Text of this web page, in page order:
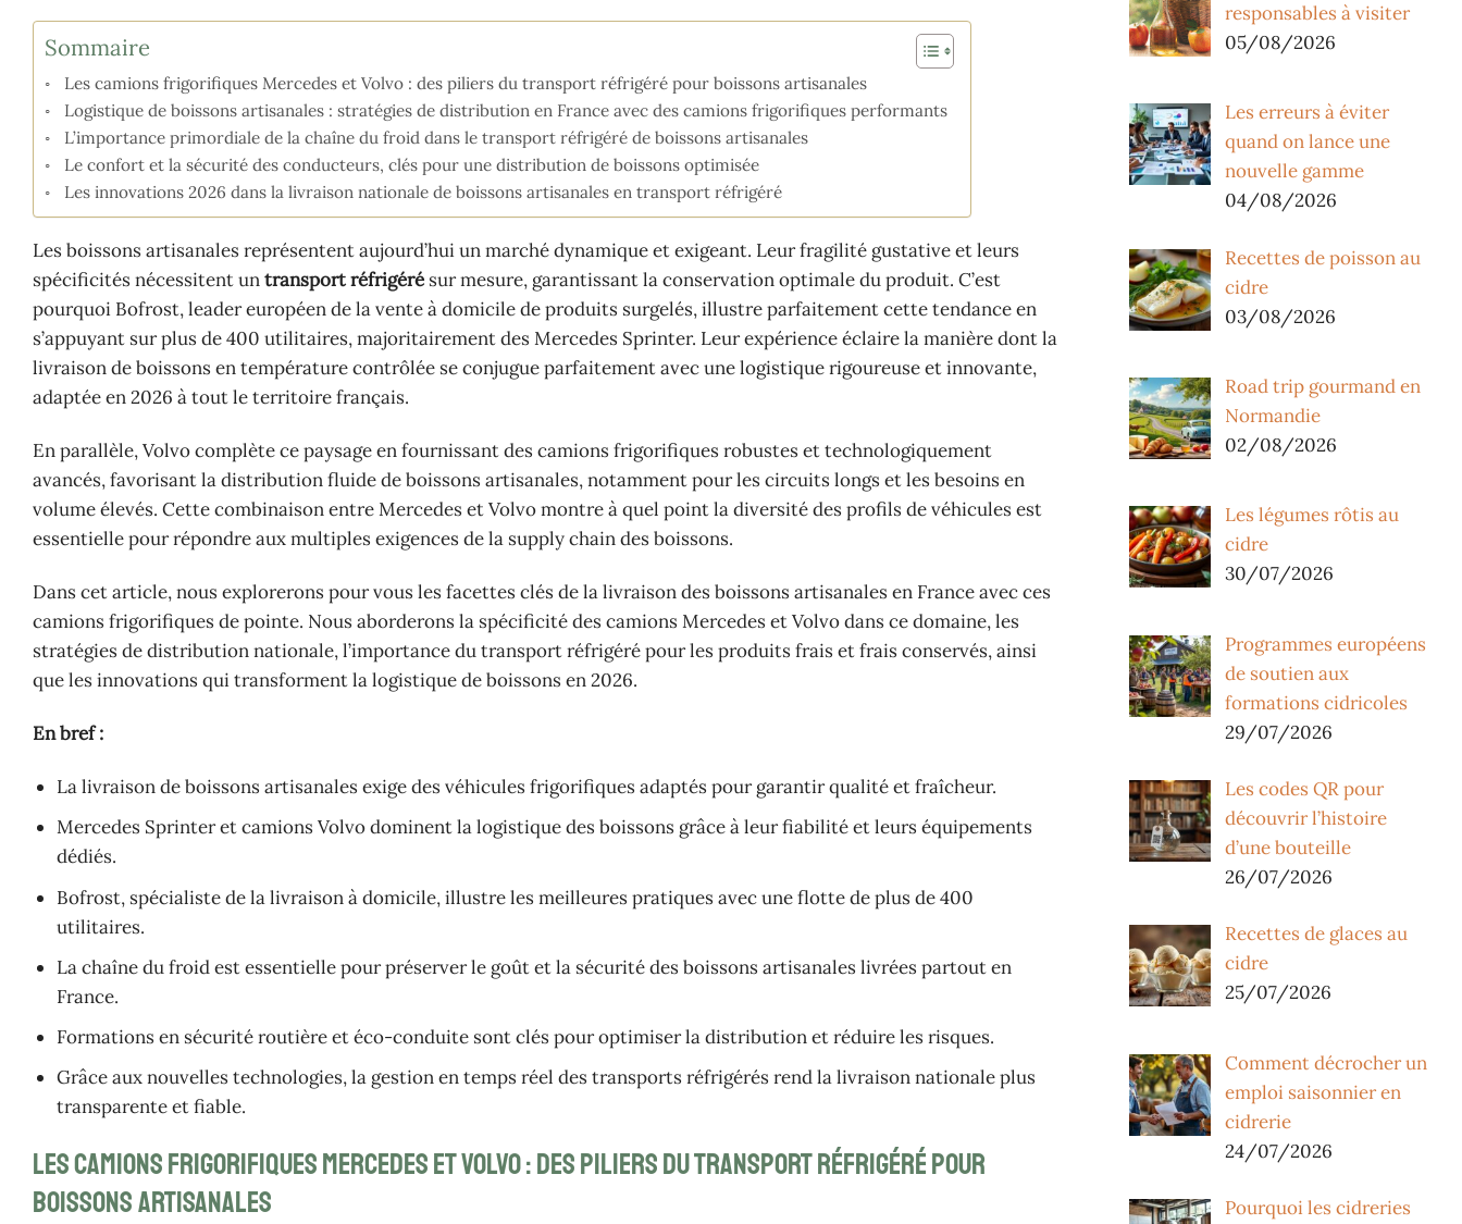
Sommaire
Les camions frigorifiques Mercedes et Volvo : des piliers du transport réfrigéré pour boissons artisanales
Logistique de boissons artisanales : stratégies de distribution en France avec des camions frigorifiques performants
L’importance primordiale de la chaîne du froid dans le transport réfrigéré de boissons artisanales
Le confort et la sécurité des conducteurs, clés pour une distribution de boissons optimisée
Les innovations 2026 dans la livraison nationale de boissons artisanales en transport réfrigéré
Les boissons artisanales représentent aujourd’hui un marché dynamique et exigeant. Leur fragilité gustative et leurs
spécificités nécessitent untransport réfrigéré sur mesure, garantissant la conservation optimale du produit. C’est
pourquoi Bofrost, leader européen de la vente à domicile de produits surgelés, illustre parfaitement cette tendance en
s’appuyant sur plus de 400 utilitaires, majoritairement des Mercedes Sprinter. Leur expérience éclaire la manière dont la
livraison de boissons en température contrôlée se conjugue parfaitement avec une logistique rigoureuse et innovante,
adaptée en 2026 à tout le territoire français.
En parallèle, Volvo complète ce paysage en fournissant des camions frigorifiques robustes et technologiquement
avancés, favorisant la distribution fluide de boissons artisanales, notamment pour les circuits longs et les besoins en
volume élevés. Cette combinaison entre Mercedes et Volvo montre à quel point la diversité des profils de véhicules est
essentielle pour répondre aux multiples exigences de la supply chain des boissons.
Dans cet article, nous explorerons pour vous les facettes clés de la livraison des boissons artisanales en France avec ces
camions frigorifiques de pointe. Nous aborderons la spécificité des camions Mercedes et Volvo dans ce domaine, les
stratégies de distribution nationale, l’importance du transport réfrigéré pour les produits frais et frais conservés, ainsi
que les innovations qui transforment la logistique de boissons en 2026.
En bref :
La livraison de boissons artisanales exige des véhicules frigorifiques adaptés pour garantir qualité et fraîcheur.
Mercedes Sprinter et camions Volvo dominent la logistique des boissons grâce à leur fiabilité et leurs équipements
dédiés.
Bofrost, spécialiste de la livraison à domicile, illustre les meilleures pratiques avec une flotte de plus de 400
utilitaires.
La chaîne du froid est essentielle pour préserver le goût et la sécurité des boissons artisanales livrées partout en
France.
Formations en sécurité routière et éco-conduite sont clés pour optimiser la distribution et réduire les risques.
Grâce aux nouvelles technologies, la gestion en temps réel des transports réfrigérés rend la livraison nationale plus
transparente et fiable.
Les camions frigorifiques Mercedes et Volvo : des piliers du transport réfrigéré pour
boissons artisanales
responsables à visiter
05/08/2026
Les erreurs à éviter
quand on lance une
nouvelle gamme
04/08/2026
Recettes de poisson au
cidre
03/08/2026
Road trip gourmand en
Normandie
02/08/2026
Les légumes rôtis au
cidre
30/07/2026
Programmes européens
de soutien aux
formations cidricoles
29/07/2026
Les codes QR pour
découvrir l’histoire
d’une bouteille
26/07/2026
Recettes de glaces au
cidre
25/07/2026
Comment décrocher un
emploi saisonnier en
cidrerie
24/07/2026
Pourquoi les cidreries